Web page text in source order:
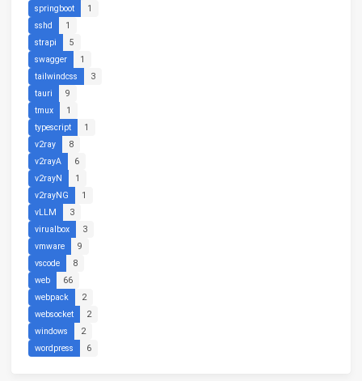
springboot
1
sshd
1
strapi
5
swagger
1
tailwindcss
3
tauri
9
tmux
1
typescript
1
v2ray
8
v2rayA
6
v2rayN
1
v2rayNG
1
vLLM
3
virualbox
3
vmware
9
vscode
8
web
66
webpack
2
websocket
2
windows
2
wordpress
6